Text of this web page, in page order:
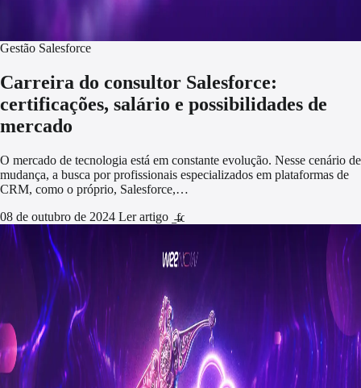
Gestão Salesforce
Carreira do consultor Salesforce:
certificações, salário e possibilidades de
mercado
O mercado de tecnologia está em constante evolução. Nesse cenário de
mudança, a busca por profissionais especializados em plataformas de
CRM, como o próprio, Salesforce,…
08 de outubro de 2024 Ler artigo
arrow_forward